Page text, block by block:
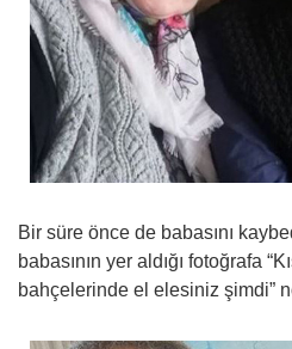
Bir süre önce de babasını
babasının yer aldığı fotoğrafa
bahçelerinde el elesiniz şimdi”